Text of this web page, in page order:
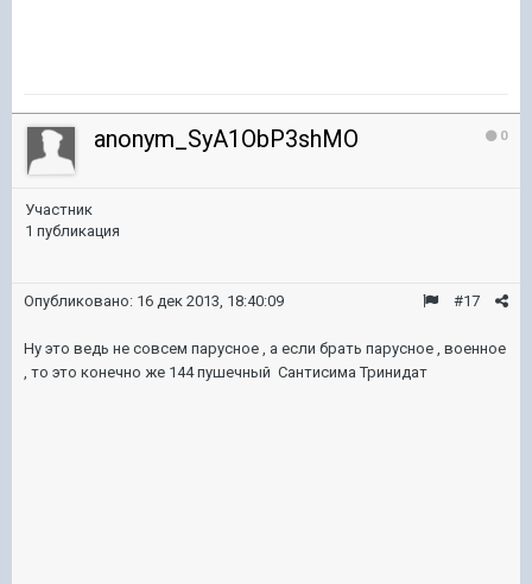
0
anonym_SyA1ObP3shMO
Участник
1 публикация
#17
Опубликовано: 16 дек 2013, 18:40:09
Ну это ведь не совсем парусное , а если брать парусное , военное
, то это конечно же 144 пушечный Сантисима Тринидат